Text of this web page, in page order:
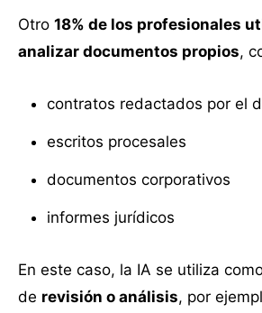
Otro 18% de los profesionales
analizar documentos propios,
contratos redactados por el
escritos procesales
documentos corporativos
informes jurídicos
En este caso, la IA se utiliza
de revisión o análisis, por